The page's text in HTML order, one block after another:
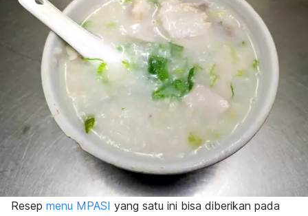
Resep menu MPASI yang satu ini bisa diberikan pada